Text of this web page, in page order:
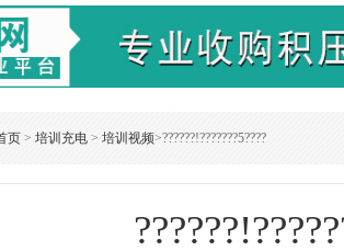
页 > 培训充电 > 培训视频>??????!???????5????